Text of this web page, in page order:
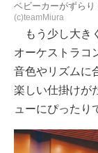
ベビーカーがずらり
(c)teamMiura
もう少し大き
オーケストラコ
音色やリズムに
楽しい仕掛けが
ューにぴったり